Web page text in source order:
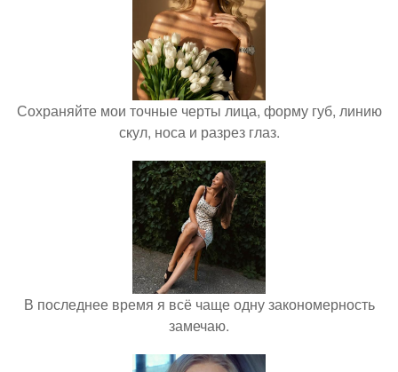
Сохраняйте мои точные черты лица, форму губ, линию
скул, носа и разрез глаз.
В последнее время я всё чаще одну закономерность
замечаю.